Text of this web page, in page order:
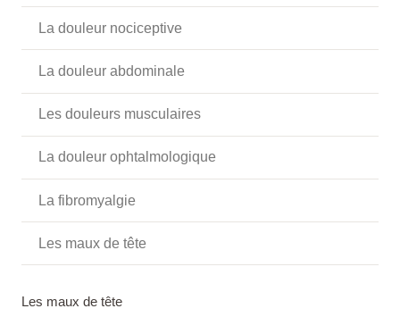
La douleur nociceptive
La douleur abdominale
Les douleurs musculaires
La douleur ophtalmologique
La fibromyalgie
Les maux de tête
Les maux de tête